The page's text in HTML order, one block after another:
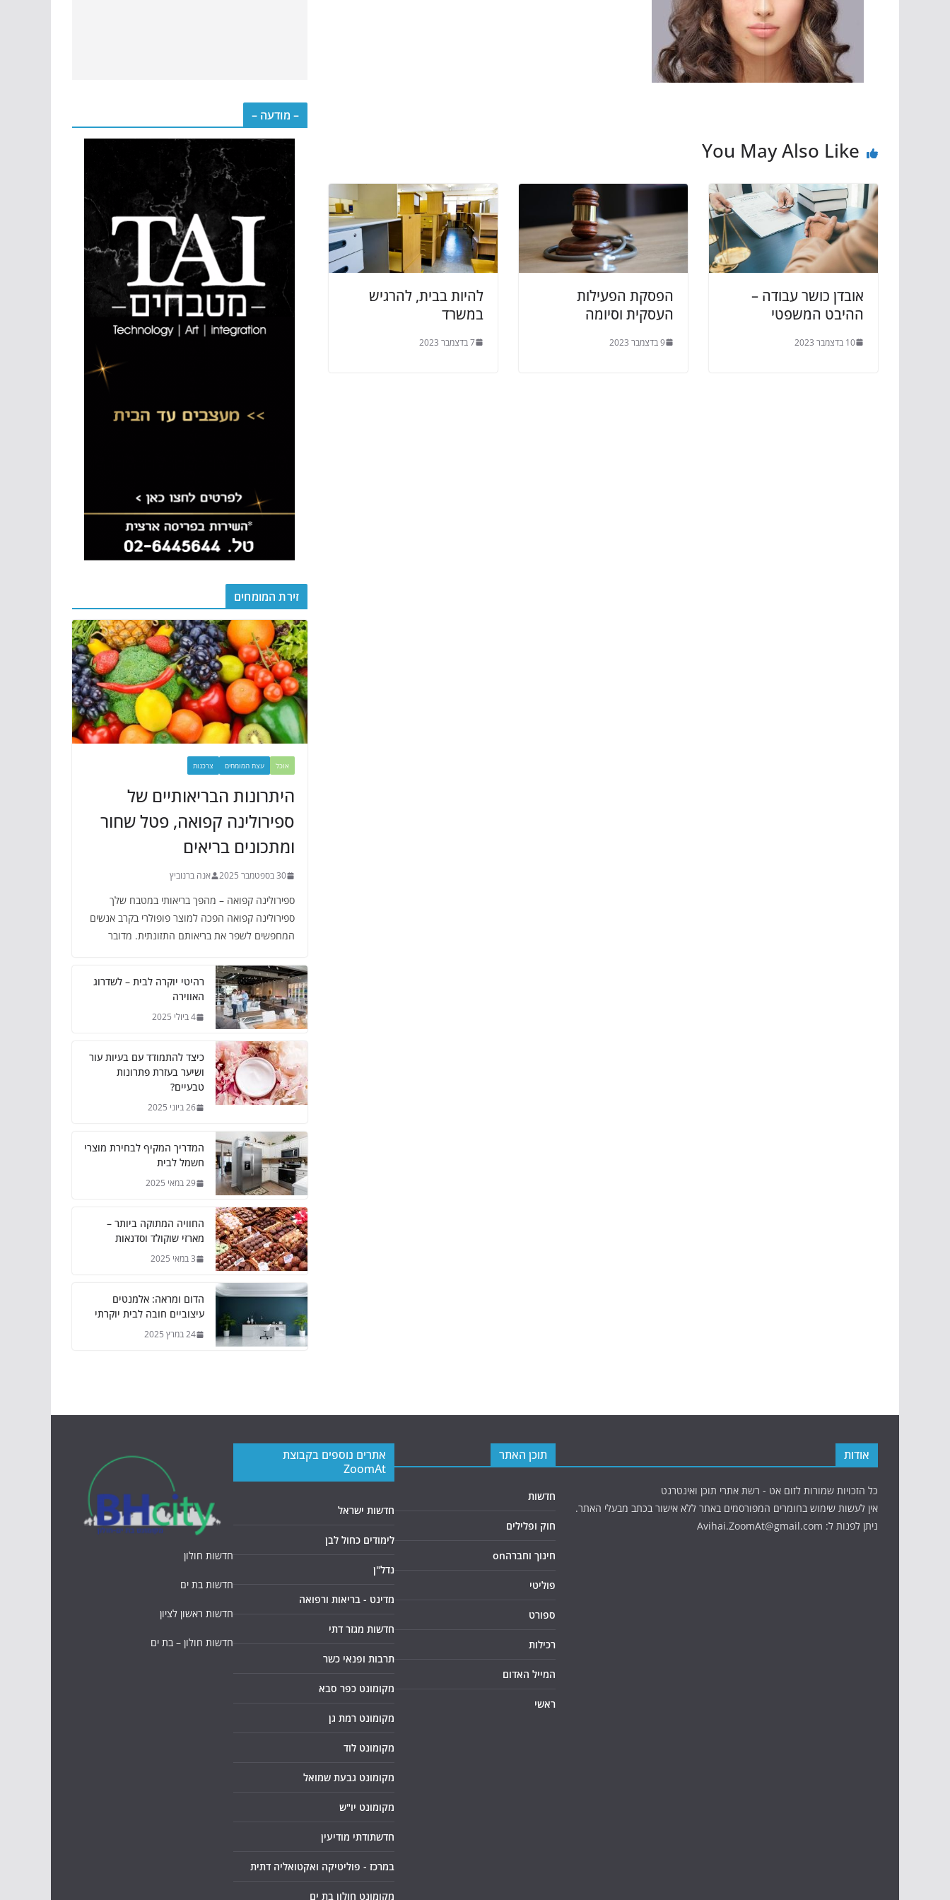
You May Also Like
אובדן כושר עבודה –
ההיבט המשפטי
10 בדצמבר 2023
הפסקת הפעילות
העסקית וסיומה
9 בדצמבר 2023
להיות בבית, להרגיש
במשרד
7 בדצמבר 2023
– מודעה –
זירת המומחים
אוכל עצת המומחים צרכנות
היתרונות הבריאותיים של
ספירולינה קפואה, פטל שחור
ומתכונים בריאים
30 בספטמבר 2025 אנה ברנוביץ
ספירולינה קפואה – מהפך בריאותי במטבח שלך
ספירולינה קפואה הפכה למוצר פופולרי בקרב אנשים
המחפשים לשפר את בריאותם התזונתית. מדובר
רהיטי יוקרה לבית – לשדרוג
האווירה
4 ביולי 2025
כיצד להתמודד עם בעיות עור
ושיער בעזרת פתרונות
טבעיים?
26 ביוני 2025
המדריך המקיף לבחירת מוצרי
חשמל לבית
29 במאי 2025
החוויה המתוקה ביותר –
מארזי שוקולד וסדנאות
3 במאי 2025
הדום ומראה: אלמנטים
עיצוביים חובה לבית יוקרתי
24 במרץ 2025
אודות
כל הזכויות שמורות לזום אט - רשת אתרי תוכן ואינטרנט
אין לעשות שימוש בחומרים המפורסמים באתר ללא אישור בכתב מבעלי האתר.
ניתן לפנות ל: Avihai.ZoomAt@gmail.com
תוכן האתר
חדשות
חוק ופלילים
חינוך וחברהon
פוליטי
ספורט
רכילות
המייל האדום
ראשי
אתרים נוספים בקבוצת
ZoomAt
חדשות ישראל
לימודים כחול לבן
נדל"ן
מדינט - בריאות ורפואה
חדשות מגזר דתי
תרבות ופנאי כשר
מקומונט כפר סבא
מקומונט רמת גן
מקומונט לוד
מקומונט גבעת שמואל
מקומונט יו"ש
חדשתודתי מודיעין
במרכז - פוליטיקה ואקטואליה דתית
מקומונט חולון בת ים
חדשות חולון
חדשות בת ים
חדשות ראשון לציון
חדשות חולון – בת ים